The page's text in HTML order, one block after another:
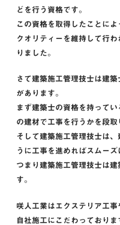
どを行う資格です。
この資格を取得したことに
クオリティーを維持して行
りました。
さて建築施工管理技士は建
があります。
まず建築士の資格を持って
の建材で工事を行うかを段取
そして建築施工管理技士は
うに工事を進めればスムー
つまり建築施工管理技士は
す。
咲人工業はエクステリア工事
自社施工にこだわっており